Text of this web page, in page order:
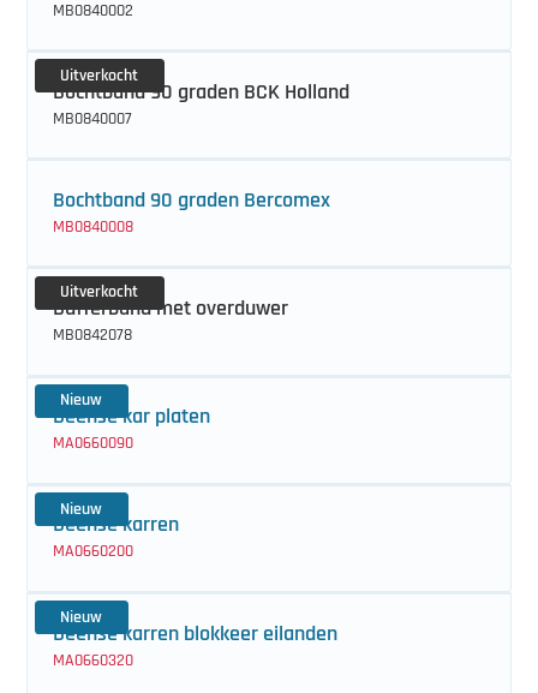
MB0840002
Uitverkocht
Bochtband 90 graden BCK Holland
MB0840007
Bochtband 90 graden Bercomex
MB0840008
Uitverkocht
Bufferband met overduwer
MB0842078
Nieuw
Deense kar platen
MA0660090
Nieuw
Deense karren
MA0660200
Nieuw
Deense karren blokkeer eilanden
MA0660320